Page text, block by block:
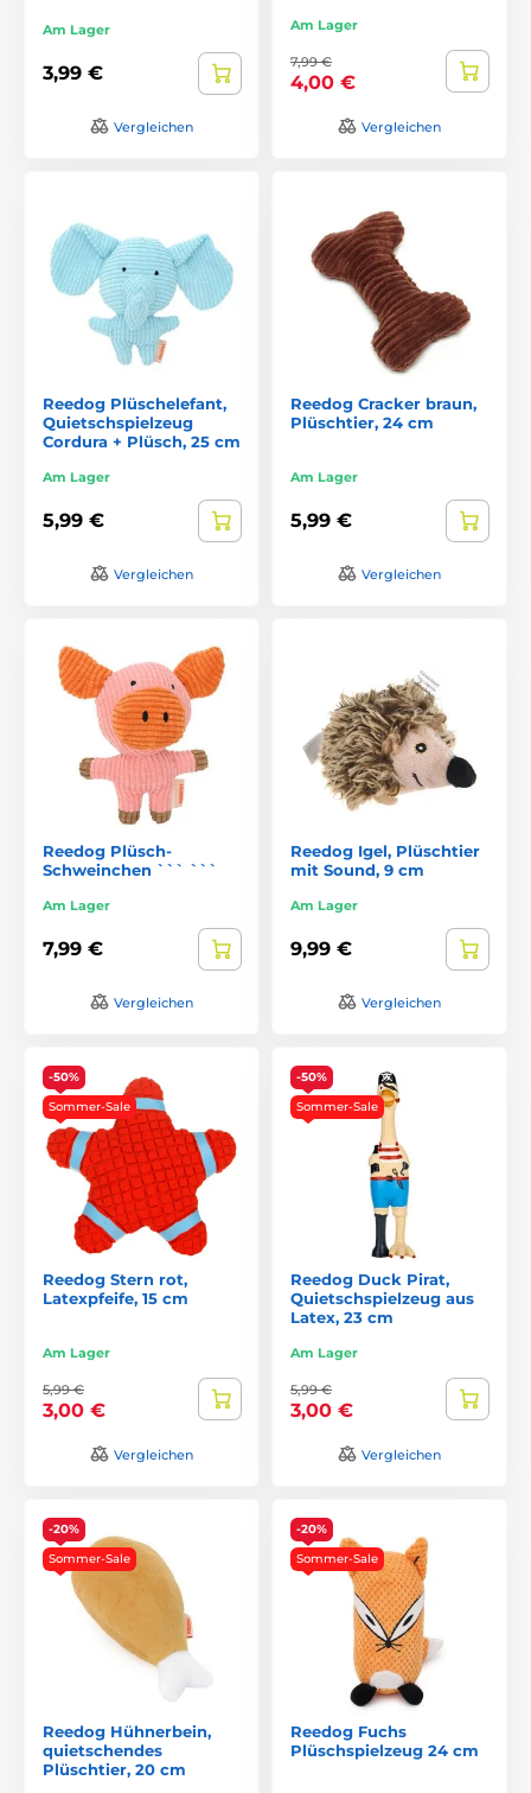
Am Lager
3,99 €
Vergleichen
Am Lager
7,99 €
4,00 €
Vergleichen
Reedog Plüschelefant,
Quietschspielzeug
Cordura + Plüsch, 25 cm
Am Lager
5,99 €
Vergleichen
Reedog Cracker braun,
Plüschtier, 24 cm
Am Lager
5,99 €
Vergleichen
Reedog Plüsch-
Schweinchen ``` ```
Am Lager
7,99 €
Vergleichen
Reedog Igel, Plüschtier
mit Sound, 9 cm
Am Lager
9,99 €
Vergleichen
-50%
Sommer-Sale
Reedog Stern rot,
Latexpfeife, 15 cm
Am Lager
5,99 €
3,00 €
Vergleichen
-50%
Sommer-Sale
Reedog Duck Pirat,
Quietschspielzeug aus
Latex, 23 cm
Am Lager
5,99 €
3,00 €
Vergleichen
-20%
Sommer-Sale
Reedog Hühnerbein,
quietschendes
Plüschtier, 20 cm
-20%
Sommer-Sale
Reedog Fuchs
Plüschspielzeug 24 cm